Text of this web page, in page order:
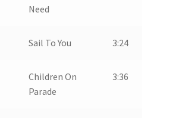
Need
Sail To You 3:24
Children On
Parade
3:36